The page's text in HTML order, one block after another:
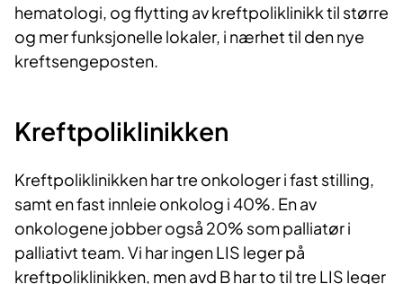
hematologi, og flytting av kreftpoliklinikk til større
og mer funksjonelle lokaler, i nærhet til den nye
kreftsengeposten.
Kreftpoliklinikken
Kreftpoliklinikken har tre onkologer i fast stilling,
samt en fast innleie onkolog i 40%. En av
onkologene jobber også 20% som palliatør i
palliativt team. Vi har ingen LIS leger på
kreftpoliklinikken, men avd B har to til tre LIS leger